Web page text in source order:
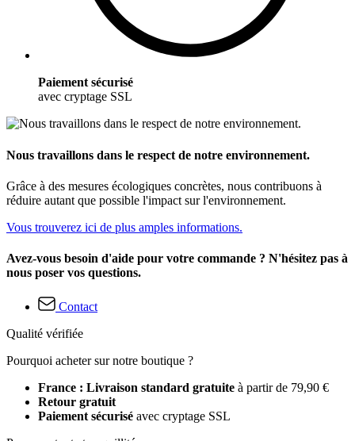
Paiement sécurisé
avec cryptage SSL
Nous travaillons dans le respect de notre environnement.
Grâce à des mesures écologiques concrètes, nous contribuons à
réduire autant que possible l'impact sur l'environnement.
Vous trouverez ici de plus amples informations.
Avez-vous besoin d'aide pour votre commande ? N'hésitez pas à
nous poser vos questions.
Contact
Qualité vérifiée
Pourquoi acheter sur notre boutique ?
France : Livraison standard gratuite à partir de 79,90 €
Retour gratuit
Paiement sécurisé avec cryptage SSL